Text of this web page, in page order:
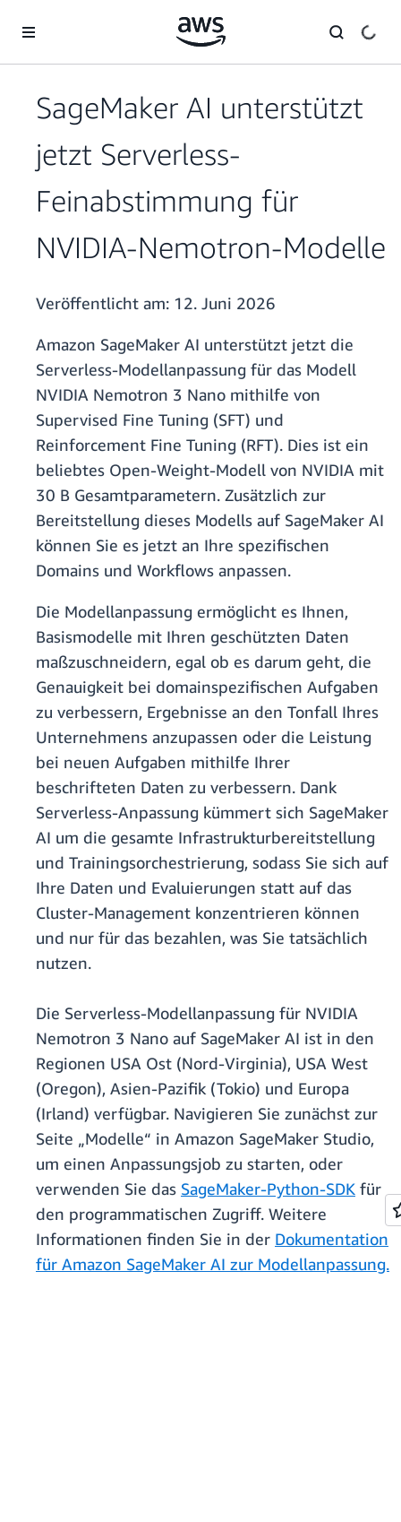
Überspringen zum Hauptinhalt
SageMaker AI unterstützt
jetzt Serverless-
Feinabstimmung für
NVIDIA-Nemotron-Modelle
Veröffentlicht am: 12. Juni 2026
Amazon SageMaker AI unterstützt jetzt die
Serverless-Modellanpassung für das Modell
NVIDIA Nemotron 3 Nano mithilfe von
Supervised Fine Tuning (SFT) und
Reinforcement Fine Tuning (RFT). Dies ist ein
beliebtes Open-Weight-Modell von NVIDIA mit
30 B Gesamtparametern. Zusätzlich zur
Bereitstellung dieses Modells auf SageMaker AI
können Sie es jetzt an Ihre spezifischen
Domains und Workflows anpassen.
Die Modellanpassung ermöglicht es Ihnen,
Basismodelle mit Ihren geschützten Daten
maßzuschneidern, egal ob es darum geht, die
Genauigkeit bei domainspezifischen Aufgaben
zu verbessern, Ergebnisse an den Tonfall Ihres
Unternehmens anzupassen oder die Leistung
bei neuen Aufgaben mithilfe Ihrer
beschrifteten Daten zu verbessern. Dank
Serverless-Anpassung kümmert sich SageMaker
AI um die gesamte Infrastrukturbereitstellung
und Trainingsorchestrierung, sodass Sie sich auf
Ihre Daten und Evaluierungen statt auf das
Cluster-Management konzentrieren können
und nur für das bezahlen, was Sie tatsächlich
nutzen.
Die Serverless-Modellanpassung für NVIDIA
Nemotron 3 Nano auf SageMaker AI ist in den
Regionen USA Ost (Nord-Virginia), USA West
(Oregon), Asien-Pazifik (Tokio) und Europa
(Irland) verfügbar. Navigieren Sie zunächst zur
Seite „Modelle“ in Amazon SageMaker Studio,
um einen Anpassungsjob zu starten, oder
verwenden Sie das SageMaker-Python-SDK für
den programmatischen Zugriff. Weitere
Informationen finden Sie in der Dokumentation
für Amazon SageMaker AI zur Modellanpassung.